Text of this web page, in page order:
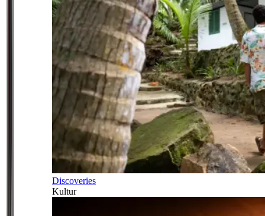
Discoveries
Kultur